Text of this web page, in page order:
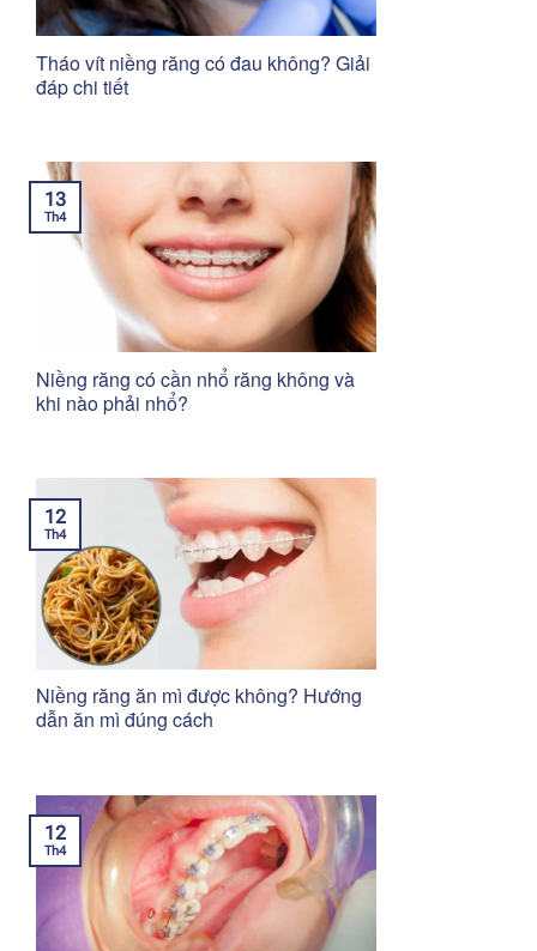
Tháo vít niềng răng có đau không? Giải
đáp chi tiết
Niềng răng có cần nhổ răng không và
khi nào phải nhổ?
13
Th4
Niềng răng ăn mì được không? Hướng
dẫn ăn mì đúng cách
12
Th4
12
Th4